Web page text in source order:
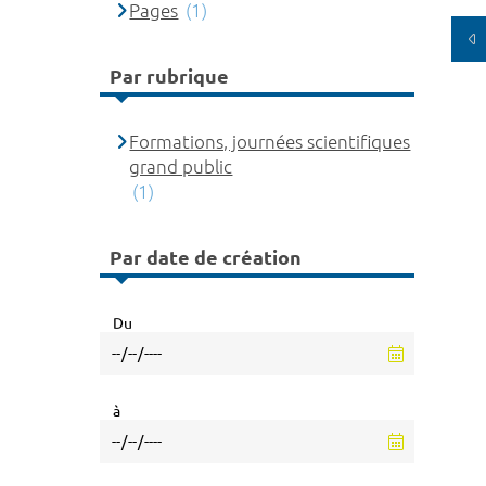
Pages (1)
Par rubrique
Formations, journées scientifiques
grand public
(1)
Par date de création
Du
à